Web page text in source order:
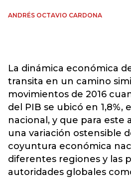
ANDRÉS OCTAVIO CARDONA
La dinámica económica
transita en un camino
movimientos de 2016
del PIB se ubicó en 1,8%,
nacional, y que para este
una variación ostensible
coyuntura económica
diferentes regiones y las
autoridades globales